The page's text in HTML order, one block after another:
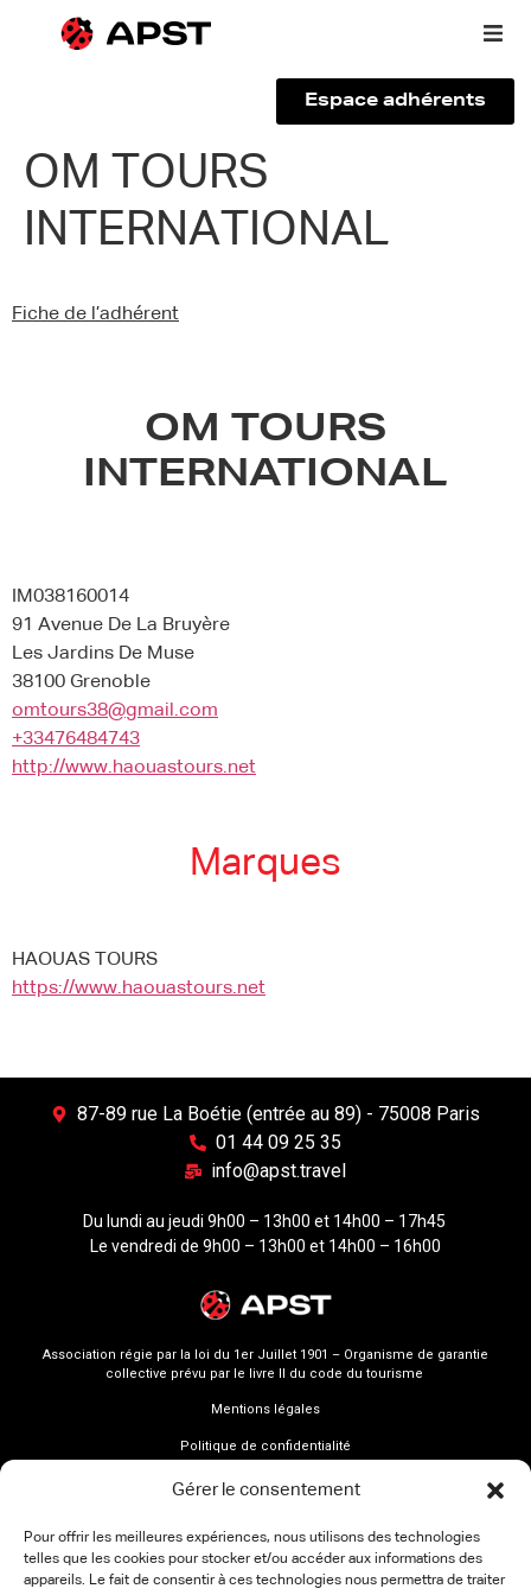
Gérer le consentement
Pour offrir les meilleures expériences, nous utilisons des technologies
telles que les cookies pour stocker et/ou accéder aux informations des
appareils. Le fait de consentir à ces technologies nous permettra de traiter
Qui sommes-nous ?
Vous êtes un voyageur
Espace adhérents
OM TOURS
INTERNATIONAL
Fiche de l’adhérent
OM TOURS
INTERNATIONAL
IM038160014
91 Avenue De La Bruyère
Les Jardins De Muse
38100 Grenoble
omtours38@gmail.com
+33476484743
http://www.haouastours.net
Marques
HAOUAS TOURS
https://www.haouastours.net
87-89 rue La Boétie (entrée au 89) - 75008 Paris
01 44 09 25 35
info@apst.travel
Du lundi au jeudi 9h00 – 13h00 et 14h00 – 17h45
Le vendredi de 9h00 – 13h00 et 14h00 – 16h00
Association régie par la loi du 1er Juillet 1901 – Organisme de garantie
collective prévu par le livre II du code du tourisme
Mentions légales
Politique de confidentialité